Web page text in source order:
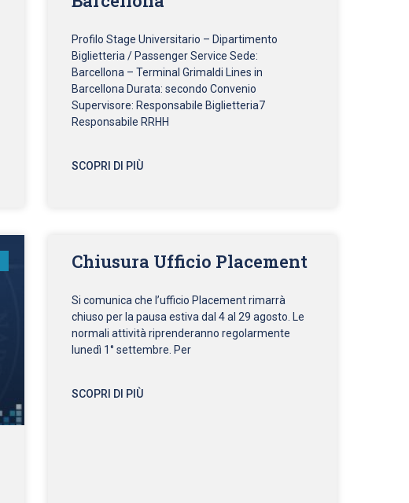
Profilo Stage Universitario – Dipartimento
Biglietteria / Passenger Service Sede:
Barcellona – Terminal Grimaldi Lines in
Barcellona Durata: secondo Convenio
Supervisore: Responsabile Biglietteria7
Responsabile RRHH
SCOPRI DI PIÙ
Chiusura Ufficio Placement
Si comunica che l’ufficio Placement rimarrà
chiuso per la pausa estiva dal 4 al 29 agosto. Le
normali attività riprenderanno regolarmente
lunedì 1° settembre. Per
SCOPRI DI PIÙ